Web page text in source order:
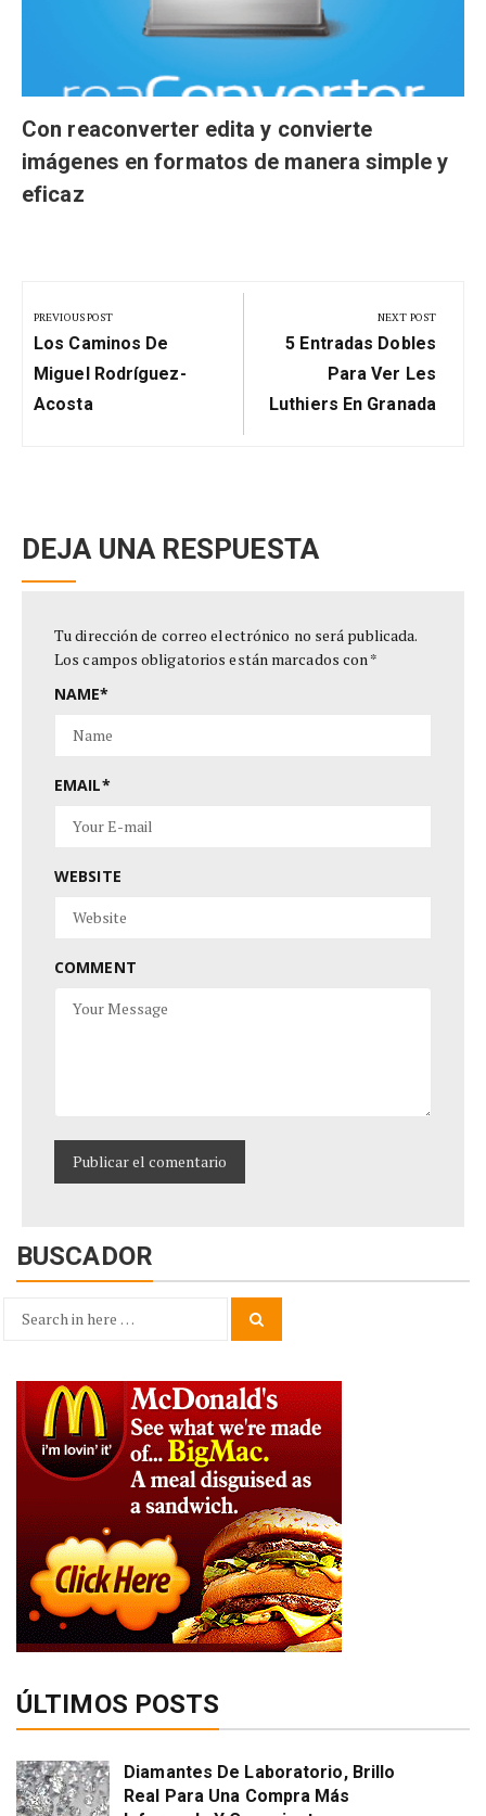
Con reaconverter edita y convierte
imágenes en formatos de manera simple y
eficaz
de
entradas
PREVIOUS POST
Previous
Post:
Los Caminos De
Miguel Rodríguez-
Acosta
NEXT POST
Next
5 Entradas Dobles
Para Ver Les
Luthiers En Granada
DEJA UNA RESPUESTA
Tu dirección de correo electrónico no será publicada.
Los campos obligatorios están marcados con *
NAME*
EMAIL*
WEBSITE
COMMENT
BUSCADOR
Search
ÚLTIMOS POSTS
Diamantes De Laboratorio, Brillo
Real Para Una Compra Más